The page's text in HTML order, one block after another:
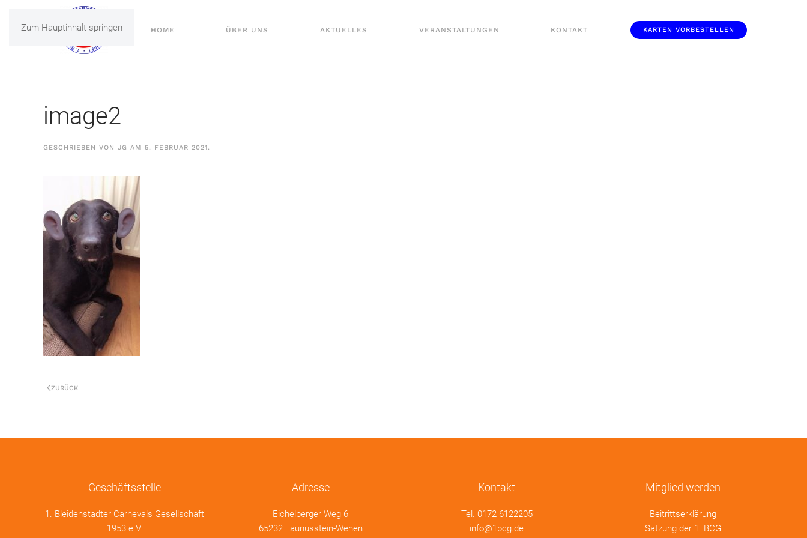
Zum Hauptinhalt springen HOME ÜBER UNS AKTUELLES VERANSTALTUNGEN KONTAKT KARTEN VORBESTELLEN
image2
GESCHRIEBEN VON JG AM 5. FEBRUAR 2021.
ZURÜCK
Geschäftsstelle
1. Bleidenstadter Carnevals Gesellschaft
1953 e.V.
Adresse
Eichelberger Weg 6
65232 Taunusstein-Wehen
Kontakt
Tel. 0172 6122205
info@1bcg.de
Mitglied werden
Beitrittserklärung
Satzung der 1. BCG